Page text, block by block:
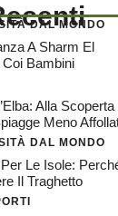
DAL MONDO
A Sharm El
Bambini
Alla Scoperta
Meno
DAL MONDO
Le Isole:
Il Traghetto